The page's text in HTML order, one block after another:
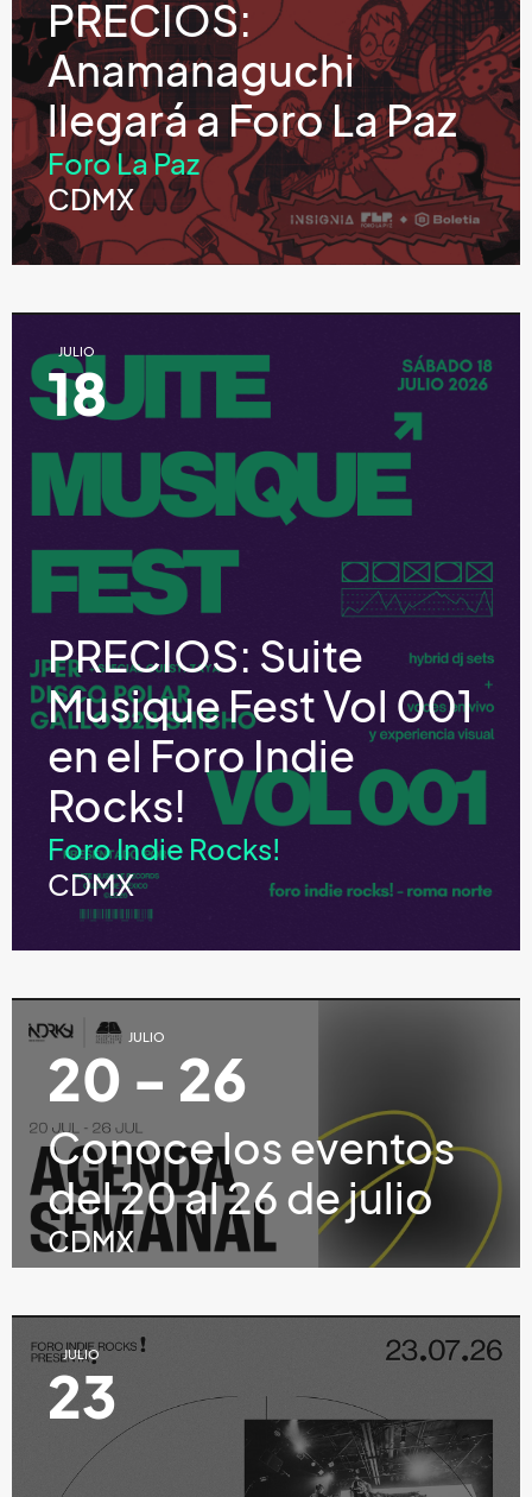
PRECIOS:
Anamanaguchi
llegará a Foro La Paz
Foro La Paz
CDMX
JULIO
18
PRECIOS: Suite
Musique Fest Vol 001
en el Foro Indie
Rocks!
Foro Indie Rocks!
CDMX
JULIO
20 - 26
Conoce los eventos
del 20 al 26 de julio
CDMX
JULIO
23